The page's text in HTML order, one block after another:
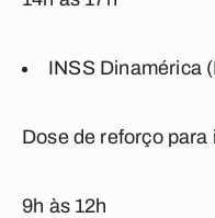
INSS Dinamérica
Dose de reforço
9h às 12h